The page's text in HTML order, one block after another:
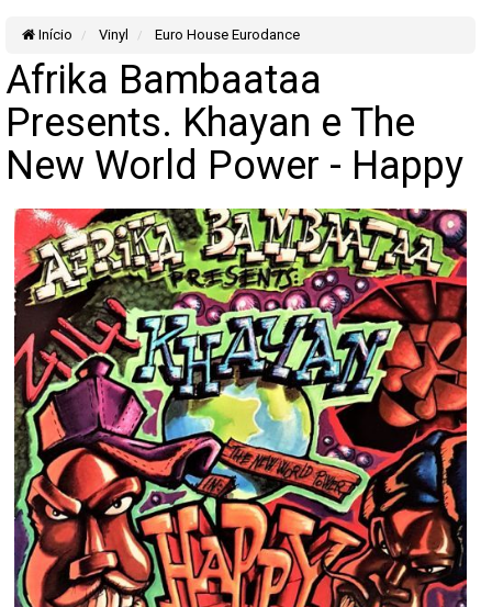
Início Vinyl Euro House Eurodance
Afrika Bambaataa
Presents. Khayan e The
New World Power - Happy